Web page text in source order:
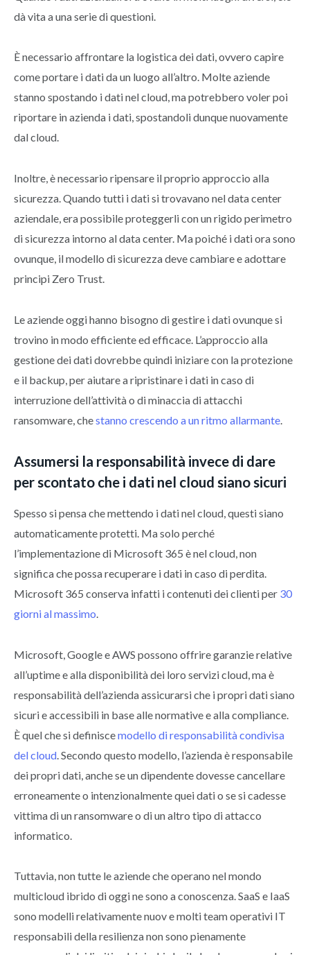
dà vita a una serie di questioni.
È necessario affrontare la logistica dei dati, ovvero capire
come portare i dati da un luogo all’altro. Molte aziende
stanno spostando i dati nel cloud, ma potrebbero voler poi
riportare in azienda i dati, spostandoli dunque nuovamente
dal cloud.
Inoltre, è necessario ripensare il proprio approccio alla
sicurezza. Quando tutti i dati si trovavano nel data center
aziendale, era possibile proteggerli con un rigido perimetro
di sicurezza intorno al data center. Ma poiché i dati ora sono
ovunque, il modello di sicurezza deve cambiare e adottare
principi Zero Trust.
Le aziende oggi hanno bisogno di gestire i dati ovunque si
trovino in modo efficiente ed efficace. L’approccio alla
gestione dei dati dovrebbe quindi iniziare con la protezione
e il backup, per aiutare a ripristinare i dati in caso di
interruzione dell’attività o di minaccia di attacchi
ransomware, chestanno crescendo a un ritmo allarmante.
Assumersi la responsabilità invece di dare
per scontato che i dati nel cloud siano sicuri
Spesso si pensa che mettendo i dati nel cloud, questi siano
automaticamente protetti. Ma solo perché
l’implementazione di Microsoft 365 è nel cloud, non
significa che possa recuperare i dati in caso di perdita.
Microsoft 365 conserva infatti i contenuti dei clienti per 30
giorni al massimo.
Microsoft, Google e AWS possono offrire garanzie relative
all’uptime e alla disponibilità dei loro servizi cloud, ma è
responsabilità dell’azienda assicurarsi che i propri dati siano
sicuri e accessibili in base alle normative e alla compliance.
È quel che si definiscemodello di responsabilità condivisa
del cloud . Secondo questo modello, l’azienda è responsabile
dei propri dati, anche se un dipendente dovesse cancellare
erroneamente o intenzionalmente quei dati o se si cadesse
vittima di un ransomware o di un altro tipo di attacco
informatico.
Tuttavia, non tutte le aziende che operano nel mondo
multicloud ibrido di oggi ne sono a conoscenza. SaaS e IaaS
sono modelli relativamente nuov e molti team operativi IT
responsabili della resilienza non sono pienamente